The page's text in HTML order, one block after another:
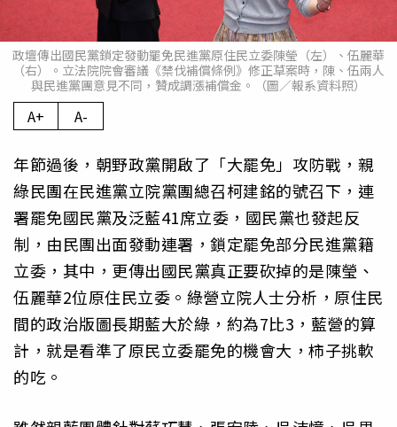
政壇傳出國民黨鎖定發動罷免民進黨原住民立委陳瑩（左）、伍麗華
（右）。立法院院會審議《禁伐補償條例》修正草案時，陳、伍兩人
與民進黨團意見不同，贊成調漲補償金。（圖／報系資料照）
A+ A-
年節過後，朝野政黨開啟了「大罷免」攻防戰，親
綠民團在民進黨立院黨團總召柯建銘的號召下，連
署罷免國民黨及泛藍41席立委，國民黨也發起反
制，由民團出面發動連署，鎖定罷免部分民進黨籍
立委，其中，更傳出國民黨真正要砍掉的是陳瑩、
伍麗華2位原住民立委。綠營立院人士分析，原住民
間的政治版圖長期藍大於綠，約為7比3，藍營的算
計，就是看準了原民立委罷免的機會大，柿子挑軟
的吃。